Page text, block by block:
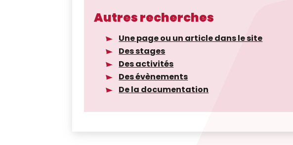
Autres recherches
Une page ou un article dans le site
Des stages
Des activités
Des évènements
De la documentation